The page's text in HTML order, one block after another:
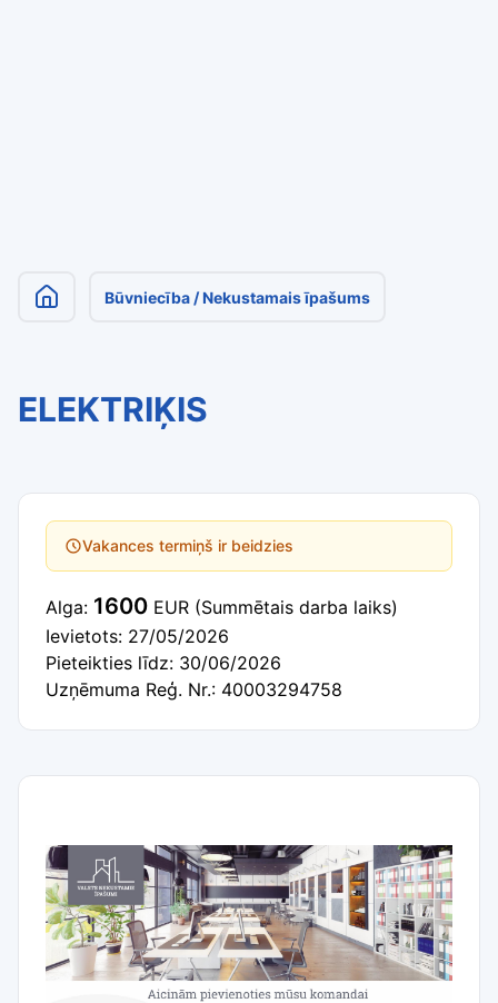
Būvniecība / Nekustamais īpašums
ELEKTRIĶIS
Vakances termiņš ir beidzies
Alga: 1600 EUR (Summētais darba laiks)
Ievietots: 27/05/2026
Pieteikties līdz: 30/06/2026
Uzņēmuma Reģ. Nr.: 40003294758